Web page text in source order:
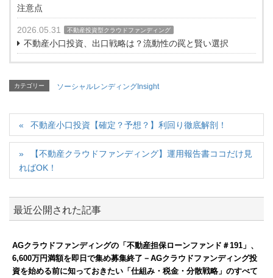
注意点
2026.05.31 不動産投資型クラウドファンディング
不動産小口投資、出口戦略は？流動性の罠と賢い選択
カテゴリー ソーシャルレンディングInsight
不動産小口投資【確定？予想？】利回り徹底解剖！
【不動産クラウドファンディング】運用報告書ココだけ見
ればOK！
最近公開された記事
AGクラウドファンディングの「不動産担保ローンファンド＃191」、
6,600万円満額を即日で集め募集終了－AGクラウドファンディング投
資を始める前に知っておきたい「仕組み・税金・分散戦略」のすべて